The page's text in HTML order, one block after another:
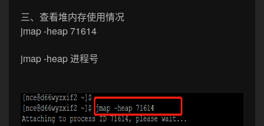
三、查看堆内存使用情况
jmap -heap 71614
jmap -heap 进程号